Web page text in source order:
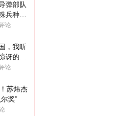
弹部队
兵种，
论
，我听
讶的消
论
苏炜杰
奖”